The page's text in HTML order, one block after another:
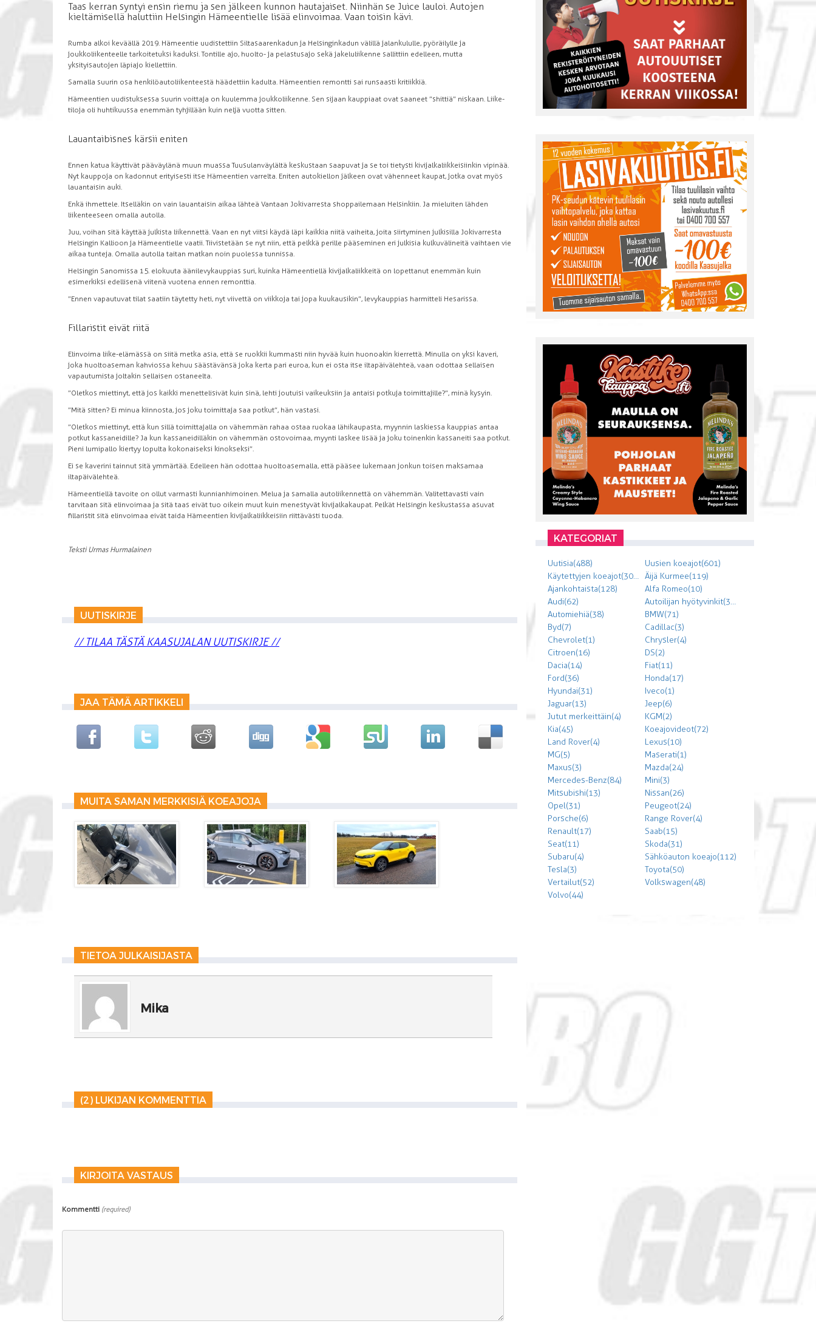
Taas kerran syntyi ensin riemu ja sen jälkeen kunnon hautajaiset. Niinhän se Juice lauloi. Autojen
kieltämisellä haluttiin Helsingin Hämeentielle lisää elinvoimaa. Vaan toisin kävi.
Rumba alkoi keväällä 2019. Hämeentie uudistettiin Siltasaarenkadun ja Helsinginkadun välillä jalankululle, pyöräilylle ja
joukkoliikenteelle tarkoitetuksi kaduksi. Tontille ajo, huolto- ja pelastusajo sekä jakeluliikenne sallittiin edelleen, mutta
yksityisautojen läpiajo kiellettiin.
Samalla suurin osa henkilöautoliikenteestä häädettiin kadulta. Hämeentien remontti sai runsaasti kritiikkiä.
Hämeentien uudistuksessa suurin voittaja on kuulemma joukkoliikenne. Sen sijaan kauppiaat ovat saaneet ”shittiä” niskaan. Liike­
tiloja oli huhtikuussa enemmän tyhjillään kuin neljä vuotta sitten.
Lauantaibisnes kärsii eniten
Ennen katua käyttivät pääväylänä muun muassa Tuusulanväylältä keskustaan saapuvat ja se toi tietysti kivijalkaliikkeisiinkin vipinää.
Nyt kauppoja on kadonnut erityisesti itse Hämeen­tien varrelta. Eniten autokiellon jälkeen ovat vähenneet kaupat, jotka ovat myös
lauantaisin auki.
Enkä ihmettele. Itselläkin on vain lauantaisin aikaa lähteä Vantaan Jokivarresta shoppailemaan Helsinkiin. Ja mieluiten lähden
liikenteeseen omalla autolla.
Juu, voihan sitä käyttää julkista liikennettä. Vaan en nyt viitsi käydä läpi kaikkia niitä vaiheita, joita siirtyminen julkisilla Jokivarresta
Helsingin Kallioon ja Hämeentielle vaatii. Tiivistetään se nyt niin, että pelkkä perille pääseminen eri julkisia kulkuvälineitä vaihtaen vie
aikaa tunteja. Omalla autolla taitan matkan noin puolessa tunnissa.
Helsingin Sanomissa 15. elokuuta äänilevykauppias suri, kuinka Hämeentiellä kivijalkaliikkeitä on lopettanut enemmän kuin
esimerkiksi edellisenä viitenä vuotena ennen remonttia.
”Ennen vapautuvat tilat saatiin täytetty heti, nyt viivettä on viikkoja tai jopa kuukausikin”, levykauppias harmitteli Hesarissa.
Fillaristit eivät riitä
Elinvoima liike-elämässä on siitä metka asia, että se ruokkii kummasti niin hyvää kuin huonoakin kierrettä. Minulla on yksi kaveri,
joka huoltoaseman kahviossa kehuu säästävänsä joka kerta pari euroa, kun ei osta itse iltapäivälehteä, vaan odottaa sellaisen
vapautumista joltakin sellaisen ostaneelta.
”Oletkos miettinyt, että jos kaikki menettelisivät kuin sinä, lehti joutuisi vaikeuksiin ja antaisi potkuja toimittajille?”, minä kysyin.
”Mitä sitten? Ei minua kiinnosta, jos joku toimittaja saa potkut”, hän vastasi.
”Oletkos miettinyt, että kun sillä toimittajalla on vähemmän rahaa ostaa ruokaa lähikaupasta, myynnin laskiessa kauppias antaa
potkut kassaneidille? Ja kun kassaneidilläkin on vähemmän ostovoimaa, myynti laskee lisää ja joku toinenkin kassaneiti saa potkut.
Pieni lumipallo kiertyy lopulta kokonaiseksi kinokseksi”.
Ei se kaverini tainnut sitä ymmärtää. Edelleen hän odottaa huoltoasemalla, että pääsee lukemaan jonkun toisen maksamaa
iltapäivälehteä.
Hämeentiellä tavoite on ollut varmasti kunnianhimoinen. Melua ja samalla autoliikennettä on vähemmän. Valitettavasti vain
tarvitaan sitä elinvoimaa ja sitä taas eivät tuo oikein muut kuin menestyvät kivijalkakaupat. Pelkät Helsingin keskustassa asuvat
fillaristit sitä elinvoimaa eivät taida Hämeentien kivijalkaliikkeisiin riittävästi tuoda.
Teksti Urmas Hurmalainen
UUTISKIRJE
// TILAA TÄSTÄ KAASUJALAN UUTISKIRJE //
JAA TÄMÄ ARTIKKELI
MUITA SAMAN MERKKISIÄ KOEAJOJA
TIETOA JULKAISIJASTA
Mika
(2) LUKIJAN KOMMENTTIA
KIRJOITA VASTAUS
Kommentti (required)
KATEGORIAT
Uutisia (488)
Uusien koeajot (601)
Käytettyjen koeajot (303) Äijä Kurmee (119)
Ajankohtaista (128)
Alfa Romeo (10)
Audi (62)
Autoilijan hyötyvinkit (300)
Automiehiä (38)
BMW (71)
Byd (7)
Cadillac (3)
Chevrolet (1)
Chrysler (4)
Citroen (16)
DS (2)
Dacia (14)
Fiat (11)
Ford (36)
Honda (17)
Hyundai (31)
Iveco (1)
Jaguar (13)
Jeep (6)
Jutut merkeittäin (4)
KGM (2)
Kia (45)
Koeajovideot (72)
Land Rover (4)
Lexus (10)
MG (5)
Maserati (1)
Maxus (3)
Mazda (24)
Mercedes-Benz (84)
Mini (3)
Mitsubishi (13)
Nissan (26)
Opel (31)
Peugeot (24)
Porsche (6)
Range Rover (4)
Renault (17)
Saab (15)
Seat (11)
Skoda (31)
Subaru (4)
Sähköauton koeajo (112)
Tesla (3)
Toyota (50)
Vertailut (52)
Volkswagen (48)
Volvo (44)